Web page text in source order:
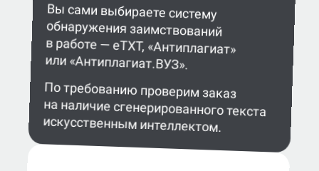
Вы сами выбираете систему
обнаружения заимствований
в работе — eTXT, «Антиплагиат»
или «Антиплагиат.ВУЗ».
По требованию проверим заказ
на наличие сгенерированного текста
искусственным интеллектом.